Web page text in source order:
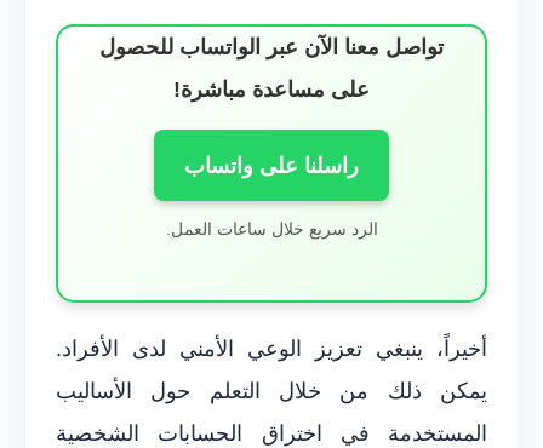
تواصل معنا الآن عبر الواتساب للحصول
على مساعدة مباشرة!
راسلنا على واتساب
الرد سريع خلال ساعات العمل.
أخيراً، ينبغي تعزيز الوعي الأمني لدى الأفراد.
يمكن ذلك من خلال التعلم حول الأساليب
المستخدمة في اختراق الحسابات الشخصية